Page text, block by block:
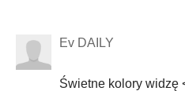
Ev DAILY
Świetne kolory widzę